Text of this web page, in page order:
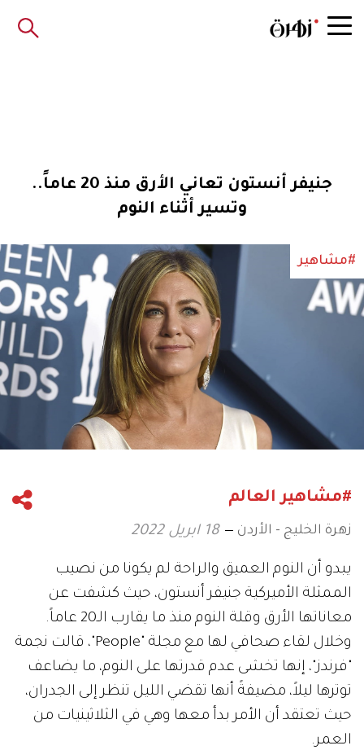
جنيفر أنستون تعاني الأرق منذ 20 عاماً..
وتسير أثناء النوم
#مشاهير
#مشاهير العالم
زهرة الخليج - الأردن 18 ابريل 2022
يبدو أن النوم العميق والراحة لم يكونا من نصيب
الممثلة الأميركية جنيفر أنستون، حيث كشفت عن
معاناتها الأرق وقلة النوم منذ ما يقارب الـ20 عاماً.
وخلال لقاء صحافي لها مع مجلة "People"، قالت نجمة
"فرندز"، إنها تخشى عدم قدرتها على النوم، ما يضاعف
توترها ليلاً، مضيفةً أنها تقضي الليل تنظر إلى الجدران،
حيث تعتقد أن الأمر بدأ معها وهي في الثلاثينيات من
العمر.